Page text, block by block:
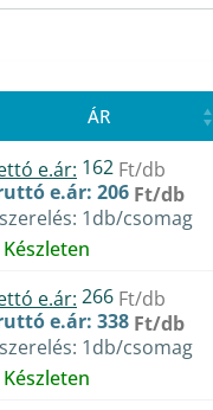
ÁR
e.ár: 162 Ft/db
e.ár: 206 Ft/db
1db/csomag
Készleten
e.ár: 266 Ft/db
e.ár: 338 Ft/db
1db/csomag
Készleten